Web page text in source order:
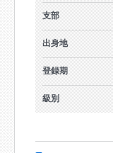
支部
出身地
登録期
級別